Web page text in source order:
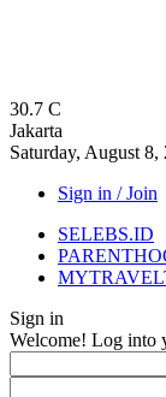
30.7 C
Jakarta
Saturday, August 8,
Sign in / Join
SELEBS.ID
Sign in
Welcome! Log into